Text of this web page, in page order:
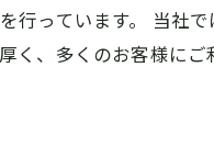
行っています。 当社
く、多くのお客様にご